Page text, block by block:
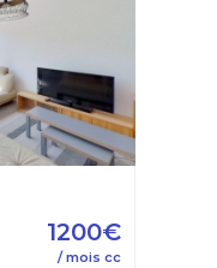
1200€
/ mois cc